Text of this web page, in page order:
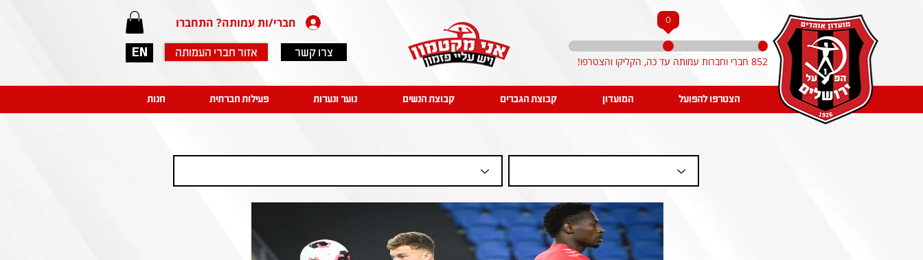
EN
חברי/ות עמותה? התחברו
אזור חברי העמותה צרו קשר
0
852 חברי וחברות עמותה עד כה, הקליקו והצטרפו!
הצטרפו להפועל המועדון קבוצת הגברים קבוצת הנשים נוער ונערות פעילות חברתית חנות